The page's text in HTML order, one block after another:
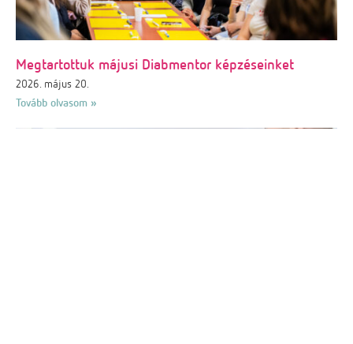
Megtartottuk májusi Diabmentor képzéseinket
2026. május 20.
Tovább olvasom »